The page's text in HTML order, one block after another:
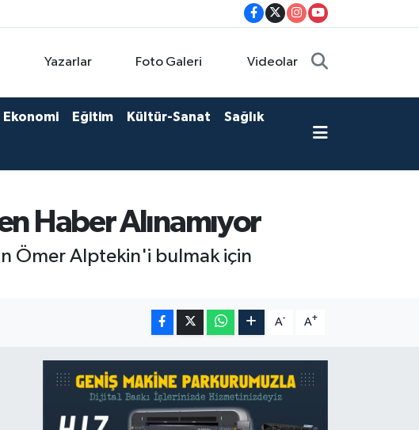
Yazarlar Foto Galeri Videolar
Ekonomi Eğitim Kültür-Sanat Sağlık
Haber Alınamıyor
Ömer Alptekin'i bulmak için
A- A+